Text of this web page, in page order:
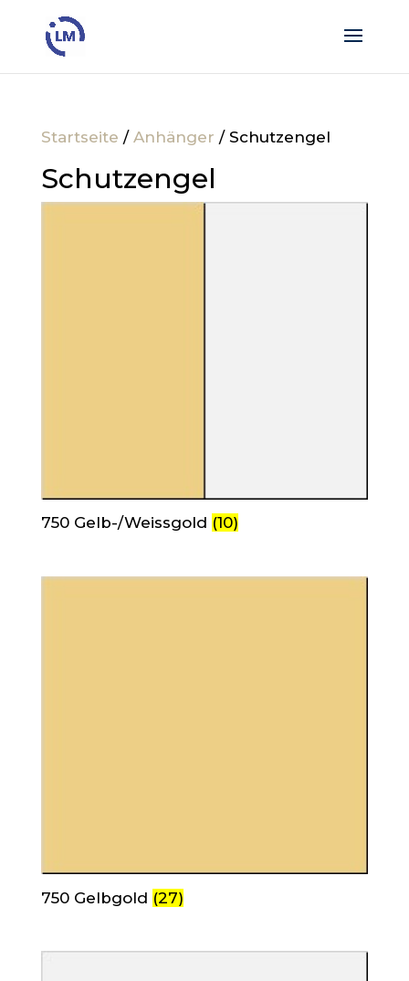
Startseite / Anhänger / Schutzengel
Schutzengel
750 Gelb-/Weissgold (10)
750 Gelbgold (27)